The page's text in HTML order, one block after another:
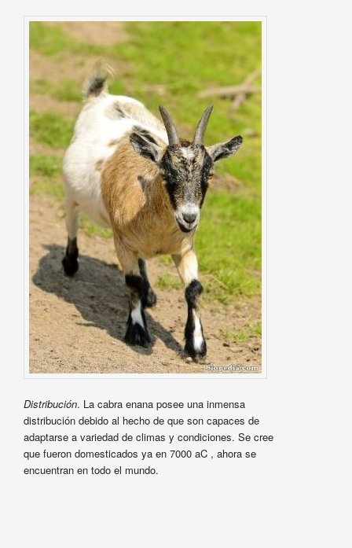
Distribución. La cabra enana posee una inmensa
distribución debido al hecho de que son capaces de
adaptarse a variedad de climas y condiciones. Se cree
que fueron domesticados ya en 7000 aC , ahora se
encuentran en todo el mundo.